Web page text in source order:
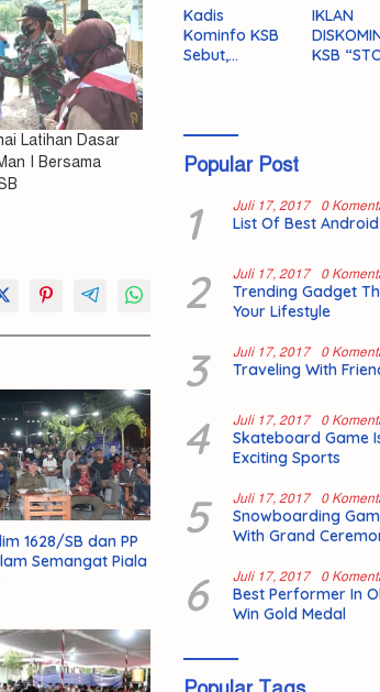
Latihan Dasar
I Bersama
1628/SB dan PP
Semangat Piala
Kadis
Kominfo KSB
Sebut,
IKLAN
KSB
Popular Post
1 Juli 17, 2017 0
List Of Best
2 Juli 17, 2017 0
Trending Gadget
Your Lifestyle
3 Juli 17, 2017 0
Traveling With
4 Juli 17, 2017 0
Skateboard Game
Exciting Sports
5 Juli 17, 2017 0
Snowboarding
With Grand
6 Juli 17, 2017 0
Best Performer In
Win Gold Medal